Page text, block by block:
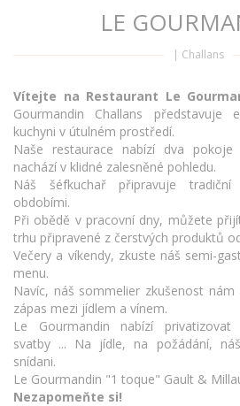
LE
| Challans
Vítejte na Restaurant Le
Gourmandin Challans představuje
kuchyni v útulném prostředí.
Naše restaurace nabízí dva
nachází v klidné zalesněné pohledu.
Náš šéfkuchař připravuje
obdobími.
Při obědě v pracovní dny, můžete
trhu připravené z čerstvých produktů
Večery a víkendy, zkuste náš semi-
menu.
Navíc, náš sommelier zkušenost
zápas mezi jídlem a vínem.
Le Gourmandin nabízí privatizovat
svatby ... Na jídle, na požádání,
snídani.
Le Gourmandin "1 toque" Gault &
Nezapomeňte si!